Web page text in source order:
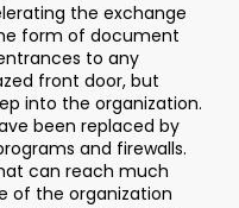
the exchange
form of document
to any
front door, but
into the organization.
been replaced by
and firewalls.
can reach much
of the organization